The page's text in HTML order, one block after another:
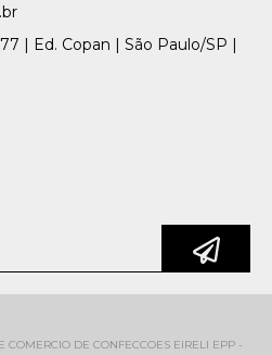
| Ed. Copan | São Paulo/SP |
COMERCIO DE CONFECCOES EIRELI EPP -